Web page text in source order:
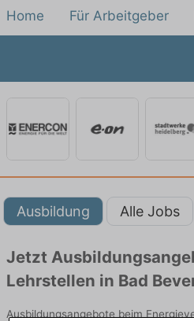
Home Für Arbeitgeber
Ausbildung Alle Jobs
Jetzt
Lehrstellen in Bad
Ausbildungsangebote beim